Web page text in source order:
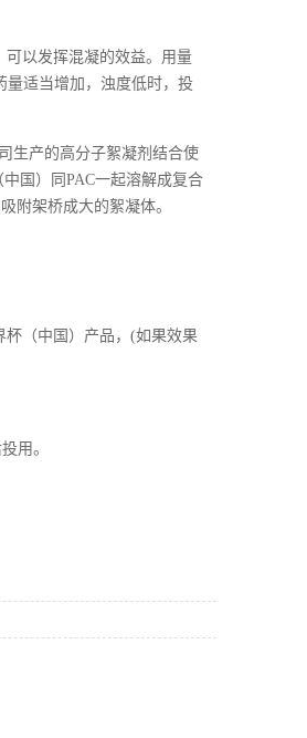
可以发挥混凝的效益。用量
量适当增加，浊度低时，投
生产的高分子絮凝剂结合使
国）同PAC一起溶解成复合
附架桥成大的絮凝体。
（中国）产品，(如果效果
用。